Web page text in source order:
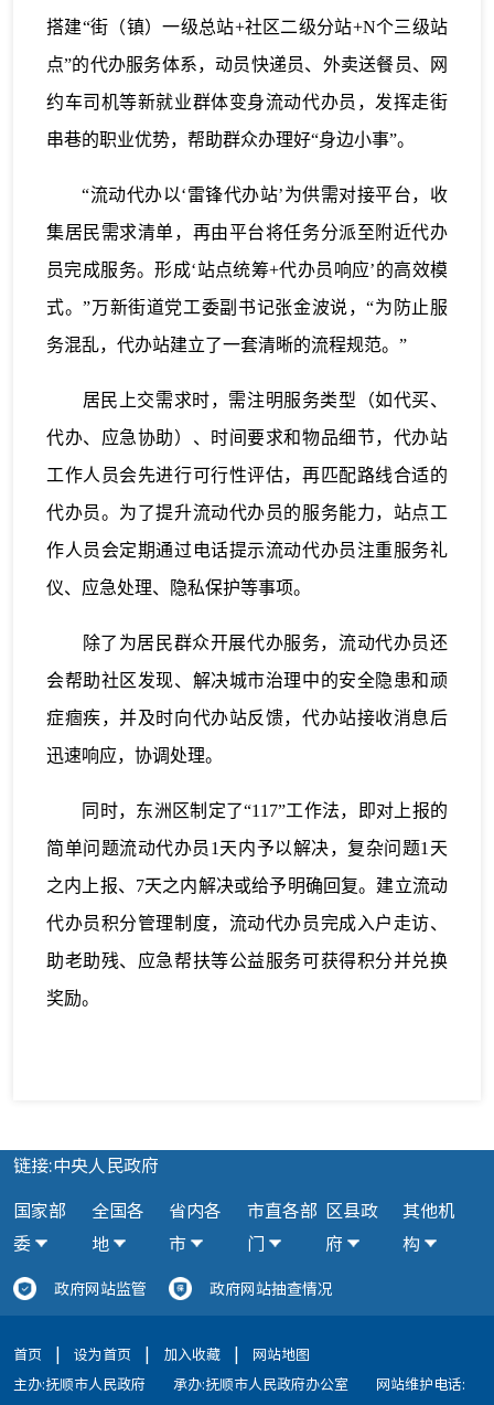
搭建“街（镇）一级总站+社区二级分站+N个三级站
点”的代办服务体系，动员快递员、外卖送餐员、网
约车司机等新就业群体变身流动代办员，发挥走街
串巷的职业优势，帮助群众办理好“身边小事”。
“流动代办以‘雷锋代办站’为供需对接平台，收
集居民需求清单，再由平台将任务分派至附近代办
员完成服务。形成‘站点统筹+代办员响应’的高效模
式。”万新街道党工委副书记张金波说，“为防止服
务混乱，代办站建立了一套清晰的流程规范。”
居民上交需求时，需注明服务类型（如代买、
代办、应急协助）、时间要求和物品细节，代办站
工作人员会先进行可行性评估，再匹配路线合适的
代办员。为了提升流动代办员的服务能力，站点工
作人员会定期通过电话提示流动代办员注重服务礼
仪、应急处理、隐私保护等事项。
除了为居民群众开展代办服务，流动代办员还
会帮助社区发现、解决城市治理中的安全隐患和顽
症痼疾，并及时向代办站反馈，代办站接收消息后
迅速响应，协调处理。
同时，东洲区制定了“117”工作法，即对上报的
简单问题流动代办员1天内予以解决，复杂问题1天
之内上报、7天之内解决或给予明确回复。建立流动
代办员积分管理制度，流动代办员完成入户走访、
助老助残、应急帮扶等公益服务可获得积分并兑换
奖励。
链接:中央人民政府
国家部
委
全国各
地
省内各
市
市直各部
门
区县政
府
其他机
构
政府网站监管 政府网站抽查情况
首页 | 设为首页 | 加入收藏 |
网站地图
主办:抚顺市人民政府
承办:抚顺市人民政府办公室
网站维护电话: